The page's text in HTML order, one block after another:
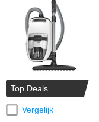
Top Deals
Vergelijk